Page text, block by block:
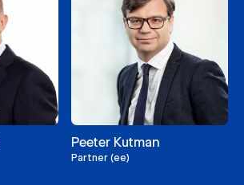
Peeter Kutman
Partner (ee)